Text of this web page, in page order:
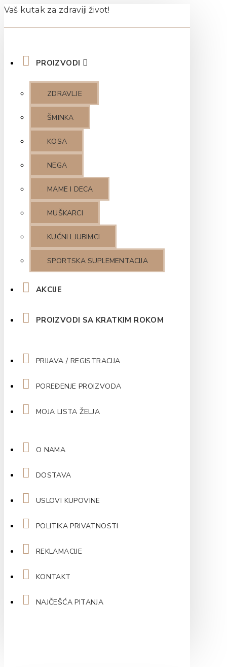
Vaš kutak za zdraviji život!
PROIZVODI
ZDRAVLJE
ŠMINKA
KOSA
NEGA
MAME I DECA
MUŠKARCI
KUĆNI LJUBIMCI
SPORTSKA SUPLEMENTACIJA
AKCIJE
PROIZVODI SA KRATKIM ROKOM
PRIJAVA / REGISTRACIJA
POREĐENJE PROIZVODA
MOJA LISTA ŽELJA
O NAMA
DOSTAVA
USLOVI KUPOVINE
POLITIKA PRIVATNOSTI
REKLAMACIJE
KONTAKT
NAJČEŠĆA PITANJA